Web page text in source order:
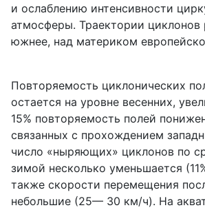
и ослаблению интенсивности
атмосферы. Траектории циклонов
южнее, над материком
Повторяемость циклонических
остается на уровне весенних,
15% повторяемость полей
связанных с прохождением
число «ныряющих» циклонов по
зимой несколько уменьшается
также скорости перемещения
небольшие (25— 30 км/ч). На